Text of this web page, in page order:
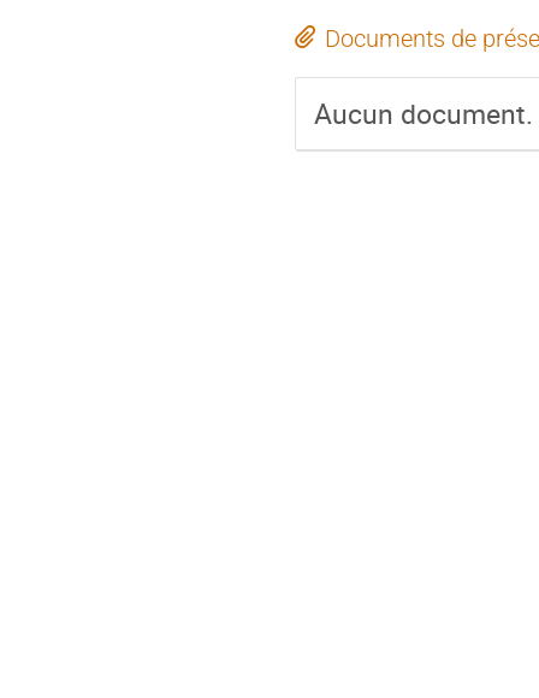
Documents de
Aucun document.